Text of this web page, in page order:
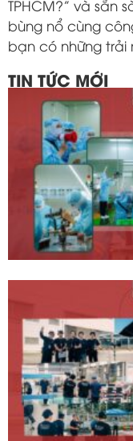
TPHCM?” và sẵn
bùng nổ cùng
bạn có những trải
TIN TỨC MỚI